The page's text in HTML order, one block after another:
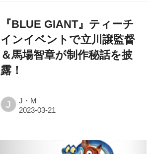
『BLUE GIANT』ティーチ
インイベントで立川譲監督
＆馬場智章が制作秘話を披
露！
J J・M